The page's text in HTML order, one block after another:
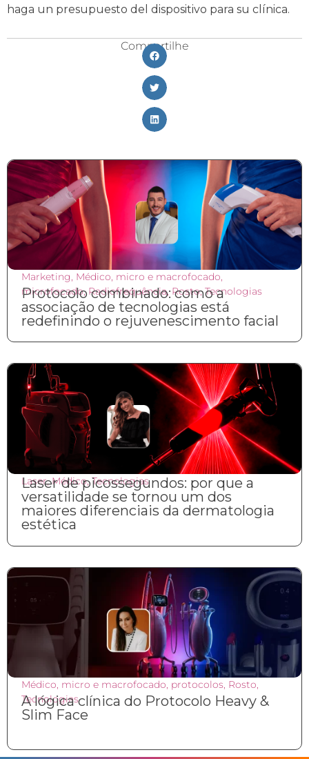
haga un presupuesto del dispositivo para su clínica.
Compartilhe
Marketing, Médico, micro e macrofocado,
microfocado,Radiofrequência,Rosto,Tecnologias
Protocolo combinado: como a
associação de tecnologias está
redefinindo o rejuvenescimento facial
Laser,Médico,Tecnologias
Laser de picossegundos: por que a
versatilidade se tornou um dos
maiores diferenciais da dermatologia
estética
Médico, micro e macrofocado, protocolos, Rosto,
Tecnologias
A lógica clínica do Protocolo Heavy &
Slim Face